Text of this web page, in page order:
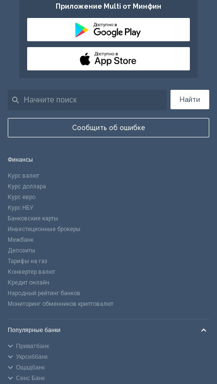
Найти
Сообщить об ошибке
Приложение Multi от Минфин
Доступно в
Доступно в
Финансы
Курс валют
Курс доллара
Курс евро
Курс НБУ
Банковские карты
Инвестиционные брокеры
Межбанк
Депозиты
Тарифы на газ
Конвертер валют
Кредит онлайн
Народный рейтинг банков
Мониторинг обменников криптовалют
Популярные банки
Приватбанк
Укрсиббанк
Ощадбанк
Сенс Банк